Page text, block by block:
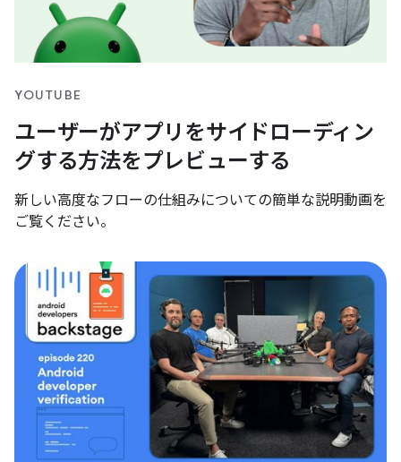
YOUTUBE
ユーザーがアプリをサイドローディン
グする方法をプレビューする
新しい高度なフローの仕組みについての簡単な説明動画を
ご覧ください。